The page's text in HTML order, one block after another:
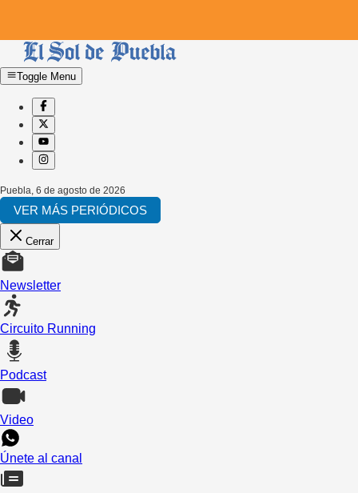
Toggle Menu
Puebla 6 de agosto de 2026
VER MÁS PERIÓDICOS
Cerrar
Newsletter
Circuito Running
Podcast
Video
Únete al canal